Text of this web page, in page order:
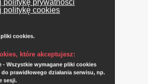
politykę prywatności
politykę cookies
cookies.
które akceptujesz:
- Wszystkie wymagane pliki cookies
prawidłowego działania serwisu, np.
sesji.